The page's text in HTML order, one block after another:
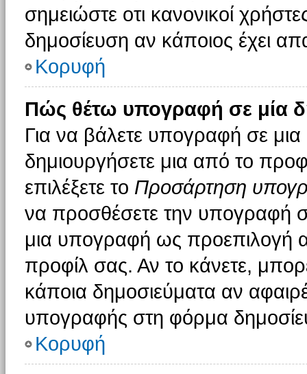
σημειώστε οτι κανονικοί
δημοσίευση αν κάποιος έχει
Κορυφή
Πώς θέτω υπογραφή σε μία
Για να βάλετε υπογραφή σε
δημιουργήσετε μια από το
επιλέξετε το Προσάρτηση
να προσθέσετε την υπογραφή
μια υπογραφή ως προεπιλογή
προφίλ σας. Αν το κάνετε,
κάποια δημοσιεύματα αν
υπογραφής στη φόρμα
Κορυφή